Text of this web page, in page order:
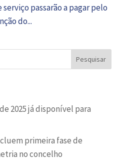
passarão a pagar pelo
do...
Pesquisar
2025 já disponível para
primeira fase de
no concelho